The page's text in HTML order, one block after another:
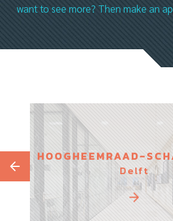
want to see more? Then make an
HOOGHEEMRAAD-
Delft